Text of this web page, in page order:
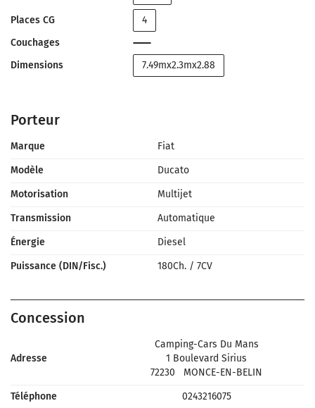
Places CG
4
Couchages
Dimensions
7.49mx2.3mx2.88
Porteur
Marque
Fiat
Modèle
Ducato
Motorisation
Multijet
Transmission
Automatique
Énergie
Diesel
Puissance (DIN/Fisc.)
180Ch. / 7CV
Concession
Adresse
Camping-Cars Du Mans
1 Boulevard Sirius
72230
MONCE-EN-BELIN
Téléphone
0243216075